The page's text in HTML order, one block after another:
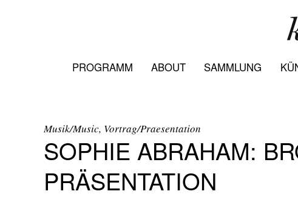
PROGRAMM ABOUT SAMMLUNG
Musik/Music, Vortrag/Praesentation
SOPHIE ABRAHAM:
PRÄSENTATION